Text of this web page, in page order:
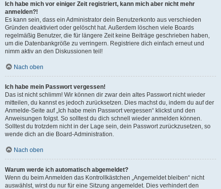
Ich habe mich vor einiger Zeit registriert, kann mich aber nicht mehr
anmelden?!
Es kann sein, dass ein Administrator dein Benutzerkonto aus verschieden
Gründen deaktiviert oder gelöscht hat. Außerdem löschen viele Boards
regelmäßig Benutzer, die für längere Zeit keine Beiträge geschrieben haben,
um die Datenbankgröße zu verringern. Registriere dich einfach erneut und
nimm aktiv an den Diskussionen teil!
Nach oben
Ich habe mein Passwort vergessen!
Das ist nicht schlimm! Wir können dir zwar dein altes Passwort nicht wieder
mitteilen, du kannst es jedoch zurücksetzen. Dies machst du, indem du auf der
Anmelde-Seite auf „Ich habe mein Passwort vergessen“ klickst und den
Anweisungen folgst. So solltest du dich schnell wieder anmelden können.
Solltest du trotzdem nicht in der Lage sein, dein Passwort zurückzusetzen, so
wende dich an die Board-Administration.
Nach oben
Warum werde ich automatisch abgemeldet?
Wenn du beim Anmelden das Kontrollkästchen „Angemeldet bleiben“ nicht
auswählst, wirst du nur für eine Sitzung angemeldet. Dies verhindert den